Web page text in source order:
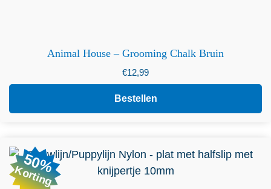
Animal House – Grooming Chalk Bruin
€12,99
Bestellen
50%
Korting
Dit product heeft meerdere variaties. Deze optie kan
gekozen worden op de productpagina